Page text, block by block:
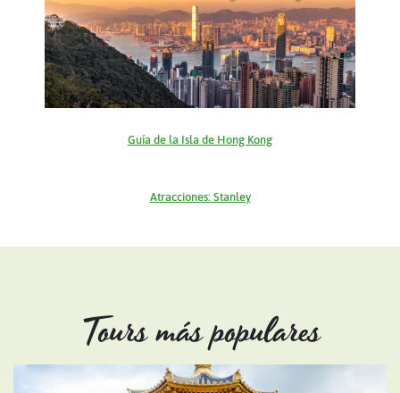
Guía de la Isla de Hong Kong
Atracciones: Stanley
Tours más populares